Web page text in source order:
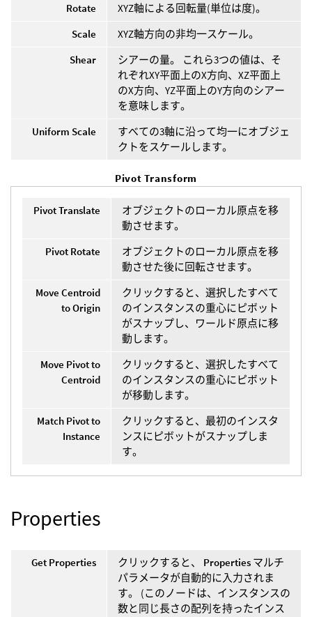
Rotate
XYZ軸による回転量(単位は度)。
Scale
XYZ軸方向の非均一スケール。
Shear
シアーの量。 これら3つの値は、そ
れぞれXY平面上のX方向、XZ平面上
のX方向、YZ平面上のY方向のシアー
を意味します。
Uniform Scale
すべての3軸に沿って均一にオブジェ
クトをスケールします。
Pivot Transform
Pivot Translate
オブジェクトのローカル原点を移
動させます。
Pivot Rotate
オブジェクトのローカル原点を移
動させた後に回転させます。
Move Centroid
to Origin
クリックすると、選択したすべて
のインスタンスの重心にピボット
がスナップし、ワールド原点に移
動します。
Move Pivot to
Centroid
クリックすると、選択したすべて
のインスタンスの重心にピボット
が移動します。
Match Pivot to
Instance
クリックすると、最初のインスタ
ンスにピボットがスナップしま
す。
Properties
Get Properties クリックすると、 Properties マルチ
パラメータが自動的に入力されま
す。 (このノードは、インスタンスの
数と同じ長さの配列を持ったインス